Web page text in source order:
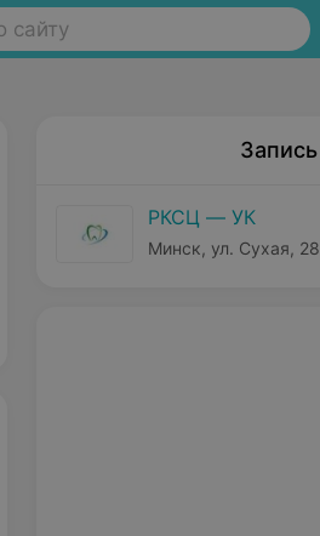
сайту
Запись
РКСЦ — УК
Минск, ул. Сухая, 28